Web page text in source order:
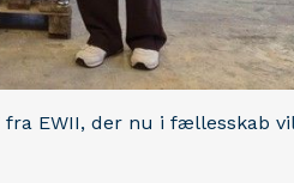
fra EWII, der nu i fællesskab